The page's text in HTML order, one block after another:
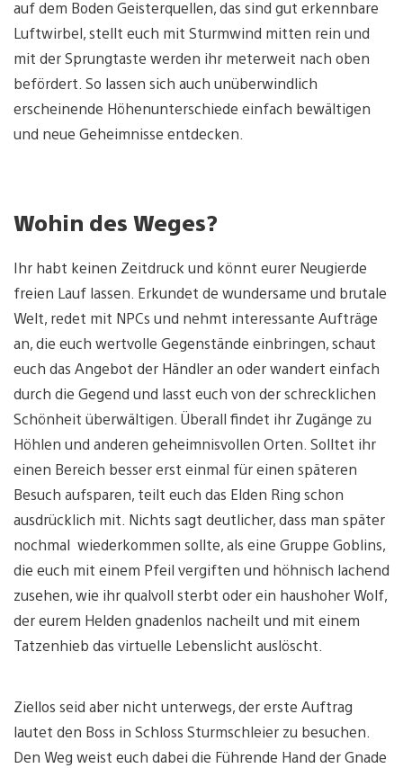
auf dem Boden Geisterquellen, das sind gut erkennbare
Luftwirbel, stellt euch mit Sturmwind mitten rein und
mit der Sprungtaste werden ihr meterweit nach oben
befördert. So lassen sich auch unüberwindlich
erscheinende Höhenunterschiede einfach bewältigen
und neue Geheimnisse entdecken.
Wohin des Weges?
Ihr habt keinen Zeitdruck und könnt eurer Neugierde
freien Lauf lassen. Erkundet de wundersame und brutale
Welt, redet mit NPCs und nehmt interessante Aufträge
an, die euch wertvolle Gegenstände einbringen, schaut
euch das Angebot der Händler an oder wandert einfach
durch die Gegend und lasst euch von der schrecklichen
Schönheit überwältigen. Überall findet ihr Zugänge zu
Höhlen und anderen geheimnisvollen Orten. Solltet ihr
einen Bereich besser erst einmal für einen späteren
Besuch aufsparen, teilt euch das Elden Ring schon
ausdrücklich mit. Nichts sagt deutlicher, dass man später
nochmal wiederkommen sollte, als eine Gruppe Goblins,
die euch mit einem Pfeil vergiften und höhnisch lachend
zusehen, wie ihr qualvoll sterbt oder ein haushoher Wolf,
der eurem Helden gnadenlos nacheilt und mit einem
Tatzenhieb das virtuelle Lebenslicht auslöscht.
Ziellos seid aber nicht unterwegs, der erste Auftrag
lautet den Boss in Schloss Sturmschleier zu besuchen.
Den Weg weist euch dabei die Führende Hand der Gnade